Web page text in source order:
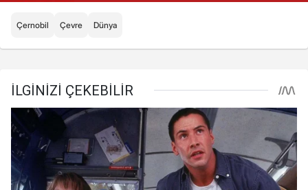
Çernobil Çevre Dünya